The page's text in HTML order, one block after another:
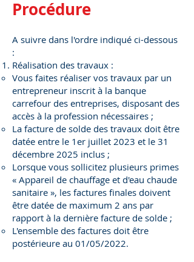
Procédure
A suivre dans l'ordre indiqué ci-dessous
:
Réalisation des travaux :
Vous faites réaliser vos travaux par un
entrepreneur inscrit à la banque
carrefour des entreprises, disposant des
accès à la profession nécessaires ;
La facture de solde des travaux doit être
datée entre le 1er juillet 2023 et le 31
décembre 2025 inclus ;
Lorsque vous sollicitez plusieurs primes
« Appareil de chauffage et d'eau chaude
sanitaire », les factures finales doivent
être datée de maximum 2 ans par
rapport à la dernière facture de solde ;
L'ensemble des factures doit être
postérieure au 01/05/2022.